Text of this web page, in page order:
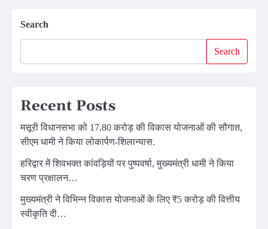
Search
Search
Recent Posts
मसूरी विधानसभा को 17.80 करोड़ की विकास योजनाओं की सौगात,
सीएम धामी ने किया लोकार्पण-शिलान्यास.
हरिद्वार में शिवभक्त कांवड़ियों पर पुष्पवर्षा, मुख्यमंत्री धामी ने किया
चरण प्रक्षालन…
मुख्यमंत्री ने विभिन्न विकास योजनाओं के लिए ₹5 करोड़ की वित्तीय
स्वीकृति दी…